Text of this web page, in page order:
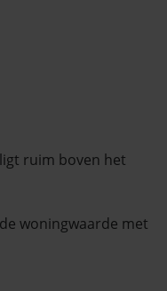
ruim boven het
woningwaarde met